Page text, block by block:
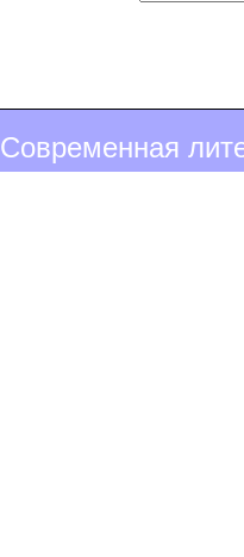
Современная